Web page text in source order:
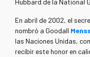
Hubbard de la National
En abril de 2002, el
nombró a Goodall
las Naciones Unidas,
recibir este honor en